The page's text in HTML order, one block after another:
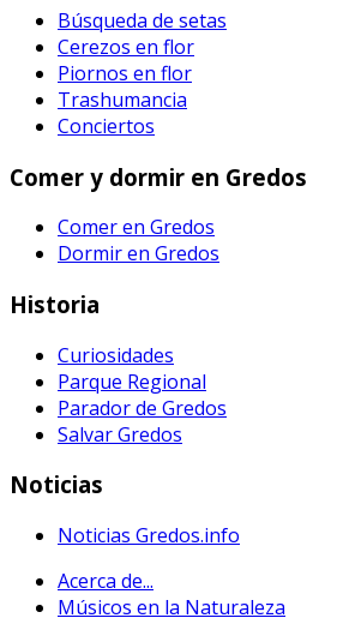
Búsqueda de setas
Cerezos en flor
Piornos en flor
Trashumancia
Conciertos
Comer y dormir en Gredos
Comer en Gredos
Dormir en Gredos
Historia
Curiosidades
Parque Regional
Parador de Gredos
Salvar Gredos
Noticias
Noticias Gredos.info
Acerca de...
Músicos en la Naturaleza